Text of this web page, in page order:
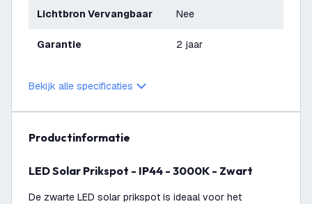
Lichtbron Vervangbaar Nee
Garantie 2 jaar
Bekijk alle specificaties
productinformatie
LED Solar Prikspot - IP44 - 3000K - Zwart
De zwarte LED solar prikspot is ideaal voor het